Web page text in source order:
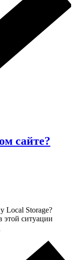
сайте?
Local Storage?
этой ситуации